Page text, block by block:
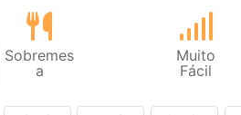
Sobremes
a
Muito
Fácil